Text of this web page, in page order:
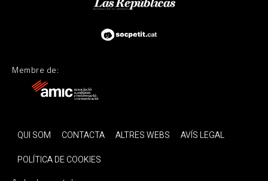
Membre de:
QUI SOM CONTACTA ALTRES WEBS
AVÍS LEGAL
POLÍTICA DE COOKIES